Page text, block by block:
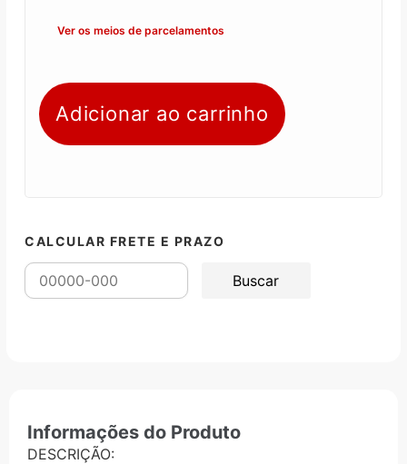
Ver os meios de parcelamentos
Adicionar ao carrinho
CALCULAR FRETE E PRAZO
Informações do Produto
DESCRIÇÃO: